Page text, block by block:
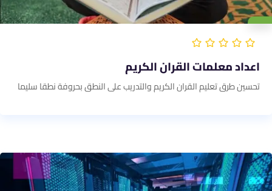
اعداد معلمات القران الكريم
تحسين طرق تعليم القران الكريم والتدريب على النطق بحروفة نطقا سليما